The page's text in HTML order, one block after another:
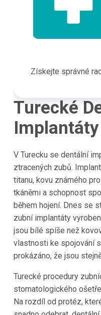
Získejte správné
Turecké
Implantáty
V Turecku se dentální
ztracených zubů.
titanu, kovu známého
tkáněmi a schopnost
během hojení. Dnes se
zubní implantáty
jsou bílé spíše než
vlastnosti ke spojování
prokázáno, že jsou
Turecké procedury
stomatologického
Na rozdíl od protéz,